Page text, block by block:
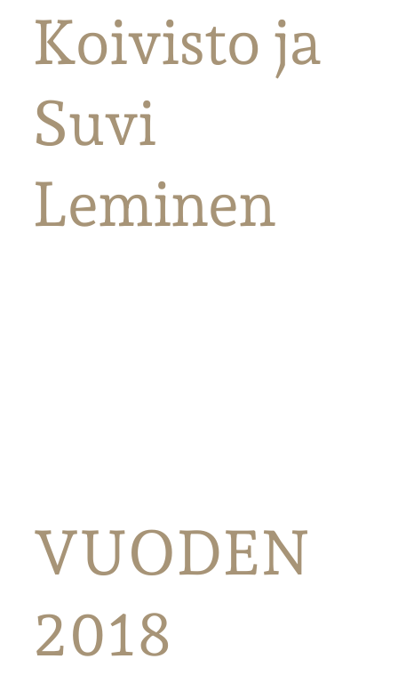
Koivisto ja
Suvi
Leminen
VUODEN
2018